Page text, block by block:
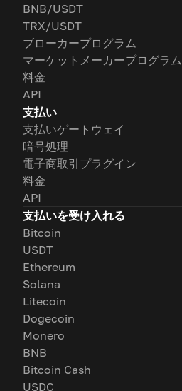
BNB/USDT
TRX/USDT
ブローカープログラム
マーケットメーカープログラム
料金
API
支払い
支払いゲートウェイ
暗号処理
電子商取引プラグイン
料金
API
支払いを受け入れる
Bitcoin
USDT
Ethereum
Solana
Litecoin
Dogecoin
Monero
BNB
Bitcoin Cash
USDC